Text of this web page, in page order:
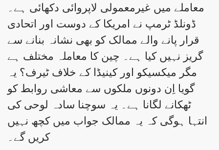
معاملے میں غیرمعمولی لاپروائی دکھائی ہے۔
ڈونلڈ ٹرمپ نے امریکا کے دوست اور اتحادی
قرار پانے والے ممالک کو بھی نشانہ بنانے سے
گریز نہیں کیا ہے۔ چین کا معاملہ مختلف ہے
مگر میکسیکو اور کینیڈا کے خلاف ٹیرف؟ یہ
گویا اِن دونوں ملکوں سے معاشی روابط کو
ٹھکانے لگانا ہے۔ یہ سوچنا سادہ لوحی کی
انتہا ہوگی کہ یہ ممالک جواب میں کچھ نہیں
کریں گے۔